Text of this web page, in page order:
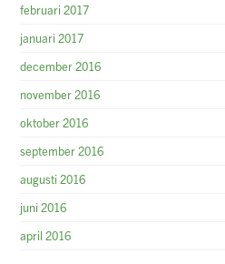
februari 2017
januari 2017
december 2016
november 2016
oktober 2016
september 2016
augusti 2016
juni 2016
april 2016